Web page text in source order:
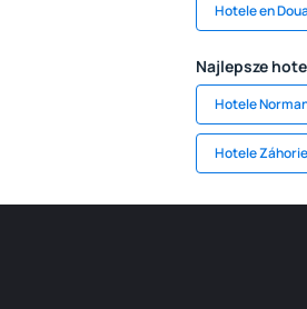
Hotele en
Najlepsze
Hotele
Hotele Záhorie